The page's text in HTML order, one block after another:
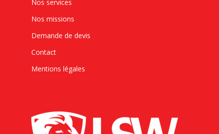
Nos services
Nos missions
Demande de devis
Contact
Mentions légales